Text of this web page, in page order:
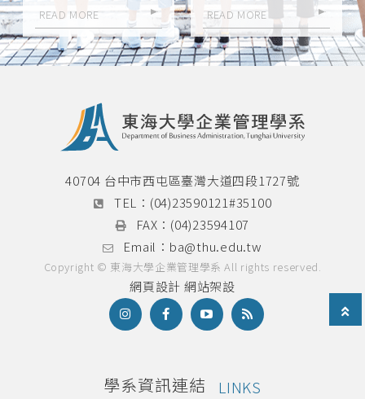
READ MORE READ MORE
40704 台中市西屯區臺灣大道四段1727號
TEL： (04)23590121#35100
FAX： (04)23594107
Email： ba@thu.edu.tw
Copyright © 東海大學企業管理學系 All rights reserved.
網頁設計 網站架設
學系資訊連結 LINKS